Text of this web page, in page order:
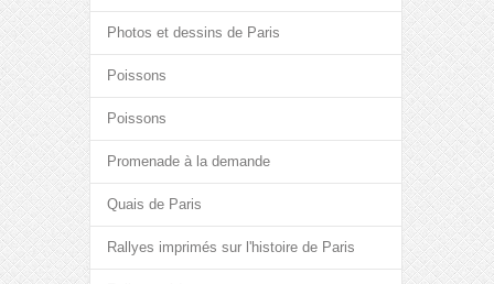
Photos et dessins de Paris
Poissons
Poissons
Promenade à la demande
Quais de Paris
Rallyes imprimés sur l'histoire de Paris